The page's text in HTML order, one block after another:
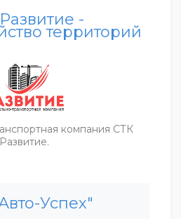
-
территорий
компания СТК
Развитие.
Успех"